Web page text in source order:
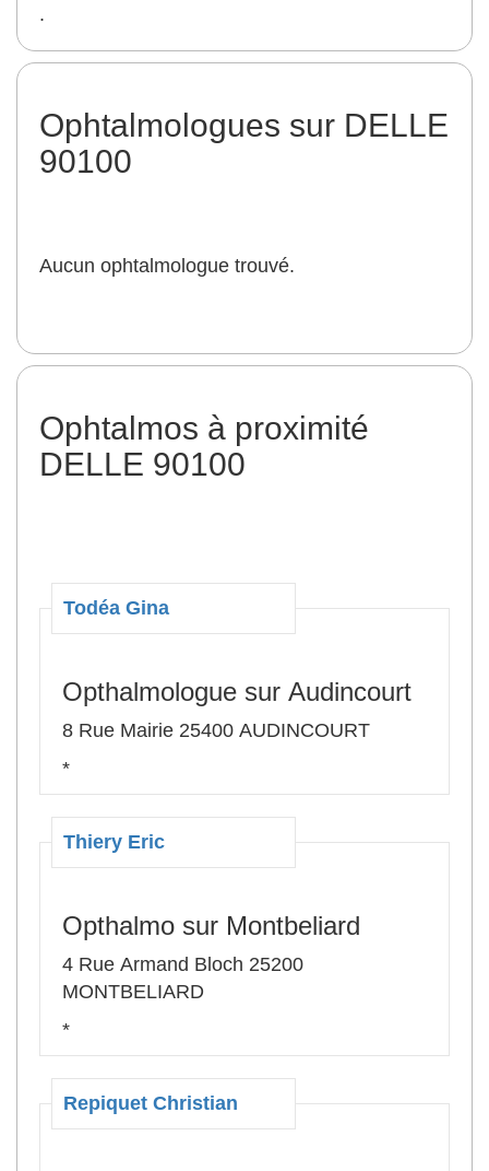
.
Ophtalmologues sur DELLE
90100
Aucun ophtalmologue trouvé.
Ophtalmos à proximité
DELLE 90100
Todéa Gina
Opthalmologue sur Audincourt
8 Rue Mairie 25400 AUDINCOURT
*
Thiery Eric
Opthalmo sur Montbeliard
4 Rue Armand Bloch 25200
MONTBELIARD
*
Repiquet Christian